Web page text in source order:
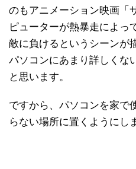
のもアニメーション映画「
ピューターが熱暴走によっ
敵に負けるというシーンが
パソコンにあまり詳しくな
と思います。
ですから、パソコンを家で
らない場所に置くようにし